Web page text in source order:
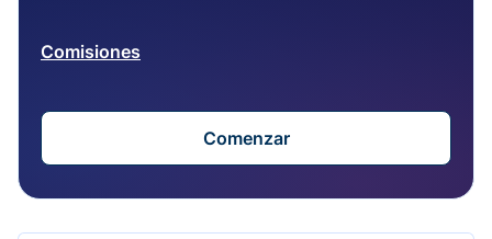
Comisiones
Comenzar